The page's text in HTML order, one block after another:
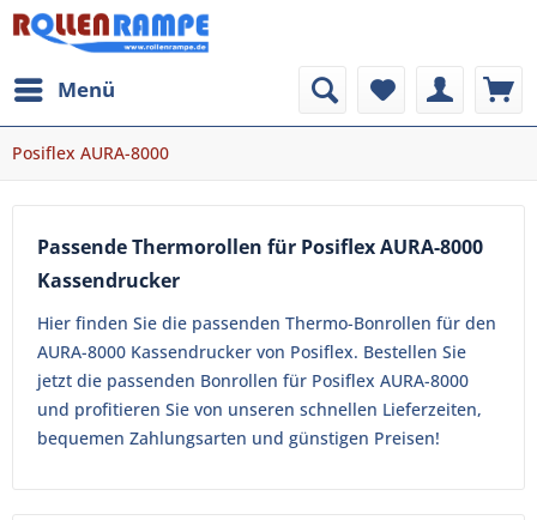
Menü
Posiflex AURA-8000
Passende Thermorollen für Posiflex AURA-8000
Kassendrucker
Hier finden Sie die passenden Thermo-Bonrollen für den
AURA-8000 Kassendrucker von Posiflex. Bestellen Sie
jetzt die passenden Bonrollen für Posiflex AURA-8000
und profitieren Sie von unseren schnellen Lieferzeiten,
bequemen Zahlungsarten und günstigen Preisen!